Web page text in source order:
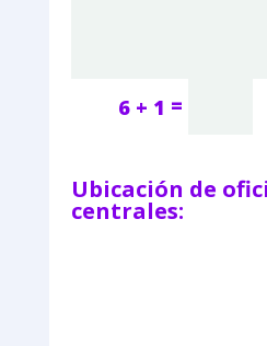
6 + 1 =
Ubicación de
centrales: